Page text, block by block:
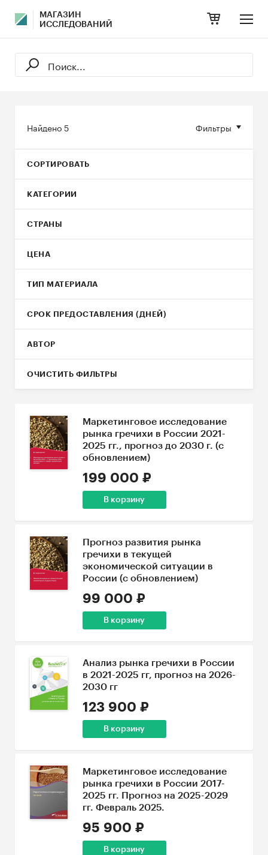
МАГАЗИН
ИССЛЕДОВАНИЙ
Фильтры
Найдено5
СОРТИРОВАТЬ
КАТЕГОРИИ
СТРАНЫ
ЦЕНА
ТИП МАТЕРИАЛА
СРОК ПРЕДОСТАВЛЕНИЯ (ДНЕЙ)
АВТОР
ОЧИСТИТЬ ФИЛЬТРЫ
Маркетинговое исследование
рынка гречихи в России 2021-
2025 гг., прогноз до 2030 г. (с
обновлением)
199 000 ₽
В корзину
Прогноз развития рынка
гречихи в текущей
экономической ситуации в
России (с обновлением)
99 000 ₽
В корзину
Анализ рынка гречихи в России
в 2021-2025 гг, прогноз на 2026-
2030 гг
123 900 ₽
В корзину
Маркетинговое исследование
рынка гречихи в России 2017-
2025 гг. Прогноз на 2025-2029
гг. Февраль 2025.
95 900 ₽
В корзину